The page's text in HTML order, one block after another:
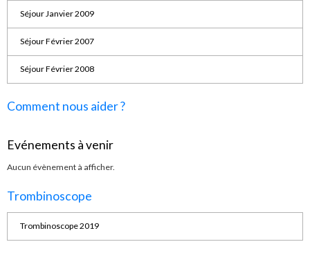
Séjour Janvier 2009
Séjour Février 2007
Séjour Février 2008
Comment nous aider ?
Evénements à venir
Aucun évènement à afficher.
Trombinoscope
Trombinoscope 2019